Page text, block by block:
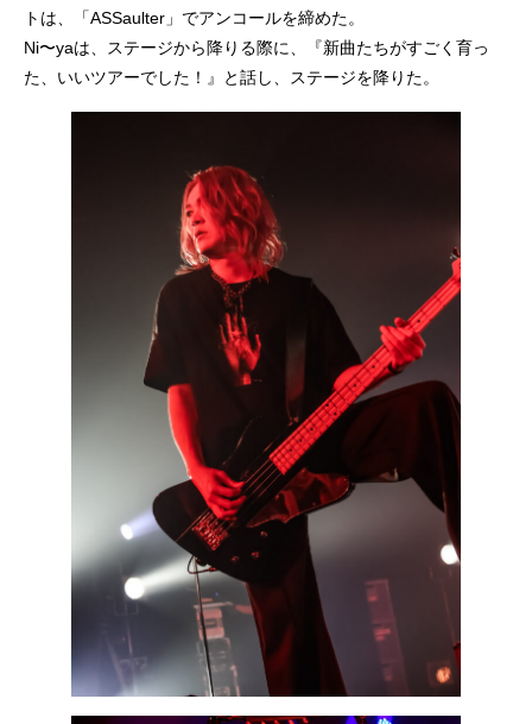
トは、「ASSaulter」でアンコールを締めた。
Ni〜yaは、ステージから降りる際に、『新曲たちがすごく育っ
た、いいツアーでした！』と話し、ステージを降りた。